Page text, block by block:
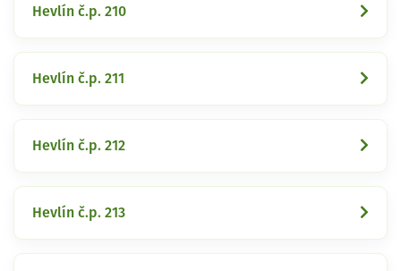
Hevlín č.p. 210
Hevlín č.p. 211
Hevlín č.p. 212
Hevlín č.p. 213